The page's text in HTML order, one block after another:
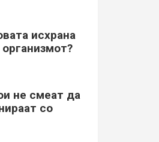
исхрана
организмот?
не смеат да
со